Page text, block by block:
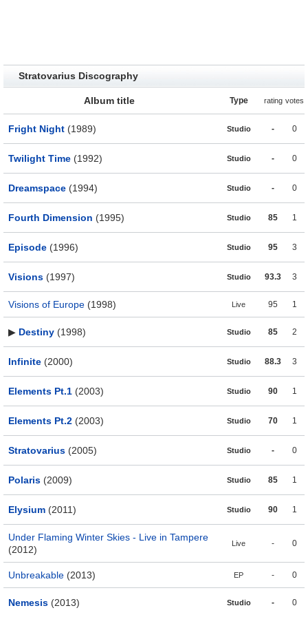
Stratovarius Discography
Album title Type rating votes
Fright Night (1989) Studio - 0
Twilight Time (1992) Studio - 0
Dreamspace (1994) Studio - 0
Fourth Dimension (1995) Studio 85 1
Episode (1996) Studio 95 3
Visions (1997) Studio 93.3 3
Visions of Europe (1998) Live 95 1
▶ Destiny (1998) Studio 85 2
Infinite (2000) Studio 88.3 3
Elements Pt.1 (2003) Studio 90 1
Elements Pt.2 (2003) Studio 70 1
Stratovarius (2005) Studio - 0
Polaris (2009) Studio 85 1
Elysium (2011) Studio 90 1
Under Flaming Winter Skies - Live in Tampere
(2012)
Live - 0
Unbreakable (2013) EP - 0
Nemesis (2013) Studio - 0